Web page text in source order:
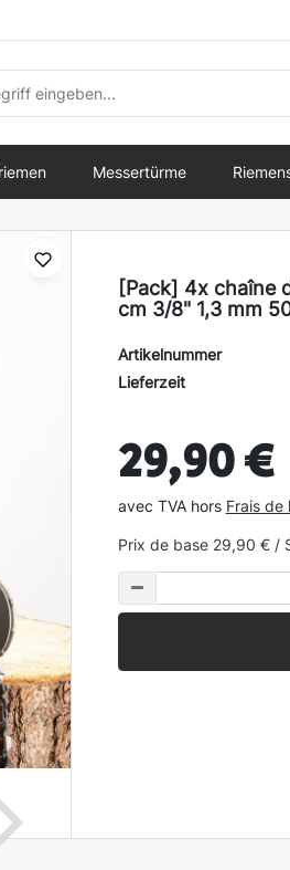
Messertürme
[Pack] 4x chaîne
cm 3/8" 1,3 mm
Artikelnummer
Lieferzeit
29,90 €
avec TVA hors Frais de
Prix de base 29,90 € /